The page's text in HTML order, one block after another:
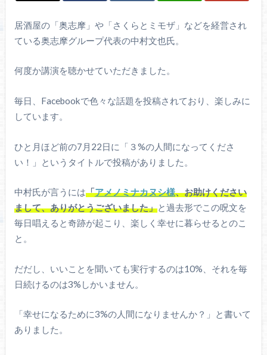
居酒屋の「奥志摩」や「さくらとミモザ」などを経営され
ている奥志摩グループ代表の中村文也氏。
何度か講演を聴かせていただきました。
毎日、Facebookで色々な話題を投稿されており、楽しみに
しています。
ひと月ほど前の7月22日に「３%の人間になってくださ
い！」というタイトルで投稿がありました。
中村氏が言うには「アメノミナカヌシ様、お助けください
まして、ありがとうございました」と過去形でこの呪文を
毎日唱えると奇跡が起こり、楽しく幸せに暮らせるとのこ
と。
だだし、いいことを聞いても実行するのは10%、それを毎
日続けるのは3%しかいません。
「幸せになるために3%の人間になりませんか？」と書いて
ありました。